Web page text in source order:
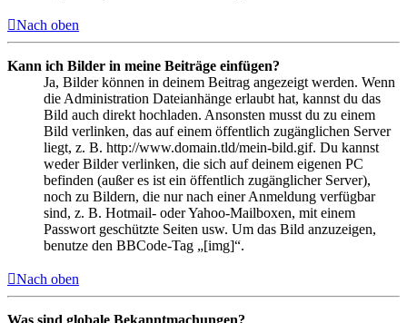
Nach oben
Kann ich Bilder in meine Beiträge einfügen?
Ja, Bilder können in deinem Beitrag angezeigt werden. Wenn
die Administration Dateianhänge erlaubt hat, kannst du das
Bild auch direkt hochladen. Ansonsten musst du zu einem
Bild verlinken, das auf einem öffentlich zugänglichen Server
liegt, z. B. http://www.domain.tld/mein-bild.gif. Du kannst
weder Bilder verlinken, die sich auf deinem eigenen PC
befinden (außer es ist ein öffentlich zugänglicher Server),
noch zu Bildern, die nur nach einer Anmeldung verfügbar
sind, z. B. Hotmail- oder Yahoo-Mailboxen, mit einem
Passwort geschützte Seiten usw. Um das Bild anzuzeigen,
benutze den BBCode-Tag „[img]“.
Nach oben
Was sind globale Bekanntmachungen?